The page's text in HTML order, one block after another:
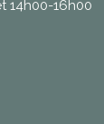
14h00-16h00